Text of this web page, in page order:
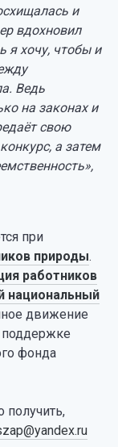
и
вдохновил
я хочу, чтобы и
Ведь
на законах и
свою
а затем
,
при
природы.
работников
национальный
движение
поддержке
фонда